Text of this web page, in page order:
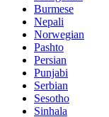
Burmese
Nepali
Norwegian
Pashto
Persian
Punjabi
Serbian
Sesotho
Sinhala